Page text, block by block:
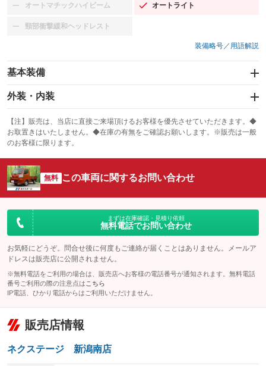
オートマチックハイビーム
：装備なし オートライト
：装備あり
頸部衝撃緩和ヘッドレスト
：装備なし
装備略号／用語解説
基本装備
エアバッグ：運転席/助手席
：装備あり
：装備なし
サンルーフ
：装備なし ABS
エアコン
：装備あり Wエアコン
：装備なし
リフトアップ
：装備なし パワーステアリング
：装備あり
ダウンヒルアシストコントロール
パワーウィンドウ
：装備なし 盗難防止システム
：装備なし
：装備なし
USB入力端子
：装備なし
100V電源
：装備なし
：装備なし
レンタカーアップ
：装備なし
電動格納ミラー
：装備なし
外装・内装
カーナビ
：装備なし
TV
：装備なし
オーディオ
ビジュアル
：装備なし
革シート
：装備なし ハーフレザーシート
：装備なし
：装備なし ：装備なし
HID(キセノンライト)
バックカメラ
：装備なし
：装備なし ：装備なし
ローダウン
：装備なし
パワーシート
：装備なし
【注】販売は、当店に直接ご来場頂けるお客様を優先させていただきます。◆
お取置きはいたしません。◆在庫の有無をご確認お願いします。※販売は一般
のお客様に限ります。
無料 この車両に関するお問い合わせ
まずは在庫確認・見積り依頼
無料電話でお問い合わせ
お気軽にどうぞ。問合せ後に何度もご連絡が届くことはありません。メールア
ドレスは販売店に公開されません。
※無料電話をご利用の場合は、販売店へお客様の電話番号が通知されます。無料電話
番号ご利用の際の注意点は こちら
IP電話、ひかり電話からはご利用いただけません。
販売店情報
ネクステージ 新潟南店